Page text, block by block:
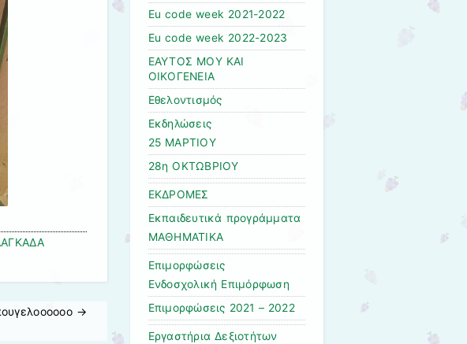
→
Εu code week 2021-2022
Εu code week 2022-2023
ΕΑΥΤΟΣ ΜΟΥ ΚΑΙ
ΟΙΚΟΓΕΝΕΙΑ
Εθελοντισμός
Εκδηλώσεις
25 ΜΑΡΤΙΟΥ
28η ΟΚΤΩΒΡΙΟΥ
ΕΚΔΡΟΜΕΣ
Εκπαιδευτικά προγράμματα
ΜΑΘΗΜΑΤΙΚΑ
Επιμορφώσεις
Ενδοσχολική Επιμόρφωση
Επιμορφώσεις 2021 – 2022
Εργαστήρια Δεξιοτήτων